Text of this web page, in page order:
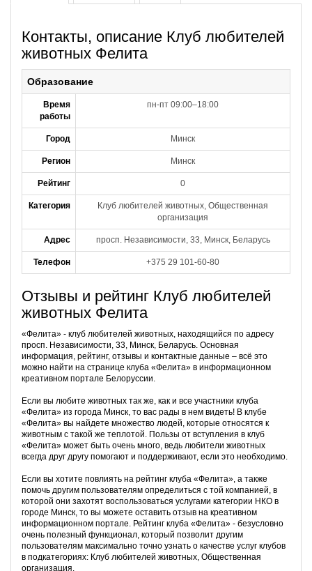
Контакты, описание Клуб любителей
животных Фелита
Образование
Время
работы
пн-пт 09:00–18:00
Город Минск
Регион Минск
Рейтинг 0
Категория
Клуб любителей животных, Общественная
организация
Адрес просп. Независимости, 33, Минск, Беларусь
Телефон +375 29 101-60-80
Отзывы и рейтинг Клуб любителей
животных Фелита
«Фелита» - клуб любителей животных, находящийся по адресу
просп. Независимости, 33, Минск, Беларусь. Основная
информация, рейтинг, отзывы и контактные данные – всё это
можно найти на странице клуба «Фелита» в информационном
креативном портале Белоруссии.
Если вы любите животных так же, как и все участники клуба
«Фелита» из города Минск, то вас рады в нем видеть! В клубе
«Фелита» вы найдете множество людей, которые относятся к
животным с такой же теплотой. Пользы от вступления в клуб
«Фелита» может быть очень много, ведь любители животных
всегда друг другу помогают и поддерживают, если это необходимо.
Если вы хотите повлиять на рейтинг клуба «Фелита», а также
помочь другим пользователям определиться с той компанией, в
которой они захотят воспользоваться услугами категории НКО в
городе Минск, то вы можете оставить отзыв на креативном
информационном портале. Рейтинг клуба «Фелита» - безусловно
очень полезный функционал, который позволит другим
пользователям максимально точно узнать о качестве услуг клубов
в подкатегориях: Клуб любителей животных, Общественная
организация.